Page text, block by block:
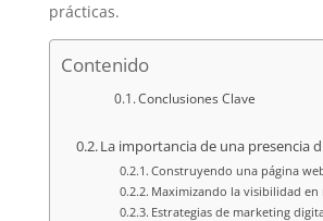
prácticas.
Contenido
Conclusiones Clave
La importancia de una presencia
Construyendo una página
Maximizando la visibilidad en
Estrategias de marketing